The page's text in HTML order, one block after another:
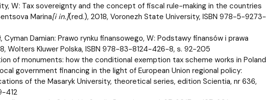
W: Tax sovereignty and the concept of fiscal rule-making in the countries
Marina[i in.](red.), 2018, Voronezh State University, ISBN 978-5-9273-
Cyman Damian: Prawo rynku finansowego, W: Podstawy finansów i prawa
Wolters Kluwer Polska, ISBN 978-83-8124-426-8, s. 92-205
of monuments: how the conditional exemption tax scheme works in Poland
government financing in the light of European Union regional policy:
of the Masaryk University, theoretical series, edition Scientia, nr 636,
412